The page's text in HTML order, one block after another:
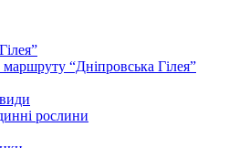
“Дніпровська Гілея”
види
рослини